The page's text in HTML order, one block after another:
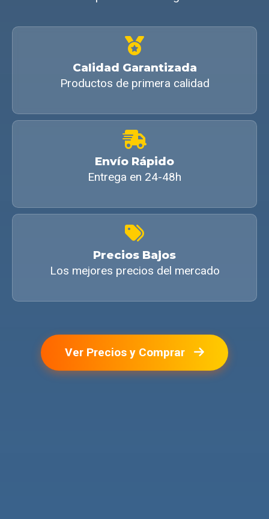
Calidad Garantizada
Productos de primera calidad
Envío Rápido
Entrega en 24-48h
Precios Bajos
Los mejores precios del mercado
Ver Precios y Comprar